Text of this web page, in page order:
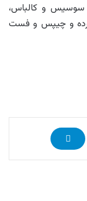
سوسیس و کالباس،
و چیپس و فست